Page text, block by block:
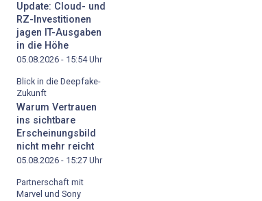
Update: Cloud- und
RZ-Investitionen
jagen IT-Ausgaben
in die Höhe
05.08.2026 - 15:54Uhr
Blick in die Deepfake-
Zukunft
Warum Vertrauen
ins sichtbare
Erscheinungsbild
nicht mehr reicht
05.08.2026 - 15:27 Uhr
Partnerschaft mit
Marvel und Sony